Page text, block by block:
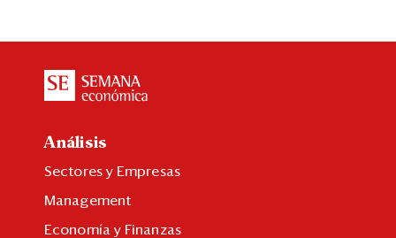
Análisis
Sectores y Empresas
Management
Economía y Finanzas